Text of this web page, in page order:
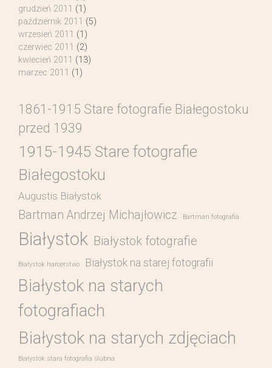
grudzień 2011 (1)
październik 2011 (5)
wrzesień 2011 (1)
czerwiec 2011 (2)
kwiecień 2011 (13)
marzec 2011 (1)
1861-1915 Stare fotografie Białegostoku
przed 1939
1915-1945 Stare fotografie
Białegostoku
Augustis Białystok
Bartman Andrzej Michajłowicz Bartman fotografia
Białystok Białystok fotografie
Białystok harcerstwo Białystok na starej fotografii
Białystok na starych
fotografiach
Białystok na starych zdjęciach
Białystok stara fotografia ślubna